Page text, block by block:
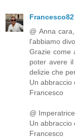
Francesco82
@ Anna
l'abbiamo
Grazie come
poter avere
delizie che
Un abbraccio
Francesco
@
Un abbraccio
Francesco